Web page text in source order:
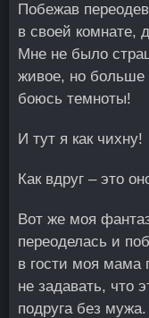
Побежав
в своей комнате,
Мне не было
живое, но больше
боюсь темноты!
И тут я как чихну!
Как вдруг – это
Вот же моя
переоделась и
в гости моя мама
не задавать, что
подруга без мужа.